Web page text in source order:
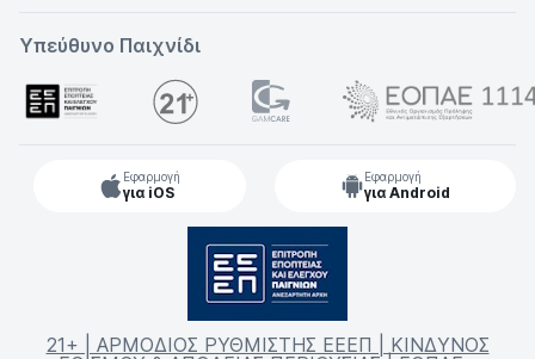
Υπεύθυνο Παιχνίδι
Εφαρμογή
για iOS
Εφαρμογή
για Android
21+ | ΑΡΜΟΔΙΟΣ ΡΥΘΜΙΣΤΗΣ ΕΕΕΠ | ΚΙΝΔΥΝΟΣ